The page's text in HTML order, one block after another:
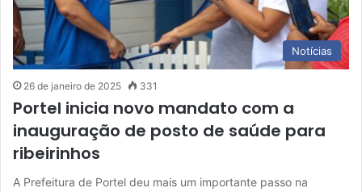
Notícias
26 de janeiro de 2025 331
Portel inicia novo mandato com a
inauguração de posto de saúde para
ribeirinhos
A Prefeitura de Portel deu mais um importante passo na